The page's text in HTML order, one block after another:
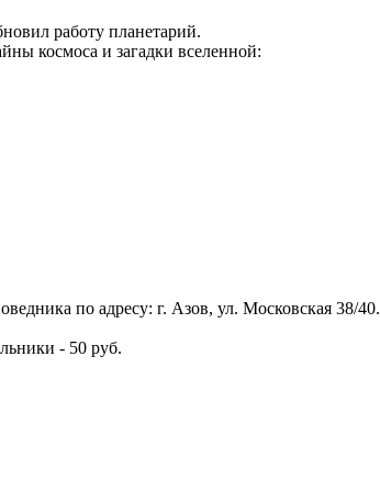
работу планетарий.
космоса и загадки вселенной:
по адресу: г. Азов, ул. Московская 38/40.
- 50 руб.